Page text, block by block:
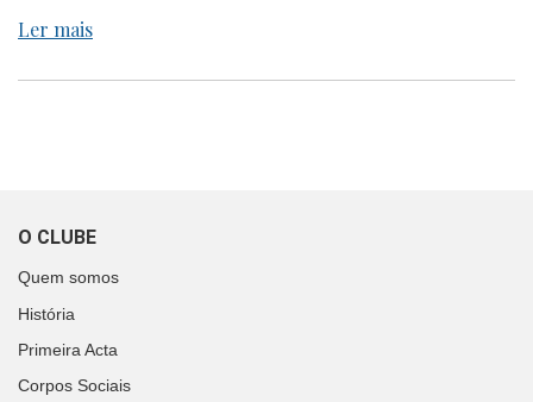
Ler mais
O CLUBE
Quem somos
História
Primeira Acta
Corpos Sociais